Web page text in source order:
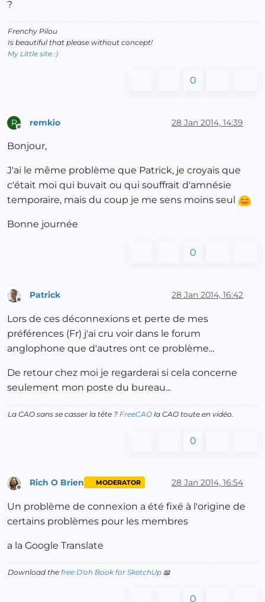
?
Frenchy Pilou
Is beautiful that please without concept!
My Little site :)
0
R remkio 28 Jan 2014, 14:39
Bonjour,
J'ai le même problème que Patrick, je croyais que
c'était moi qui buvait ou qui souffrait d'amnésie
temporaire, mais du coup je me sens moins seul
Bonne journée
0
Offline
Patrick 28 Jan 2014, 16:42
Lors de ces déconnexions et perte de mes
préférences (Fr) j'ai cru voir dans le forum
anglophone que d'autres ont ce problème...
De retour chez moi je regarderai si cela concerne
seulement mon poste du bureau...
La CAO sans se casser la tête ? FreeCAO la CAO toute en vidéo.
0
Rich O Brien MODERATOR 28 Jan 2014, 16:54
Un problème de connexion a été fixé à l'origine de
certains problèmes pour les membres
a la Google Translate
Download the free D'oh Book for SketchUp 📖
0